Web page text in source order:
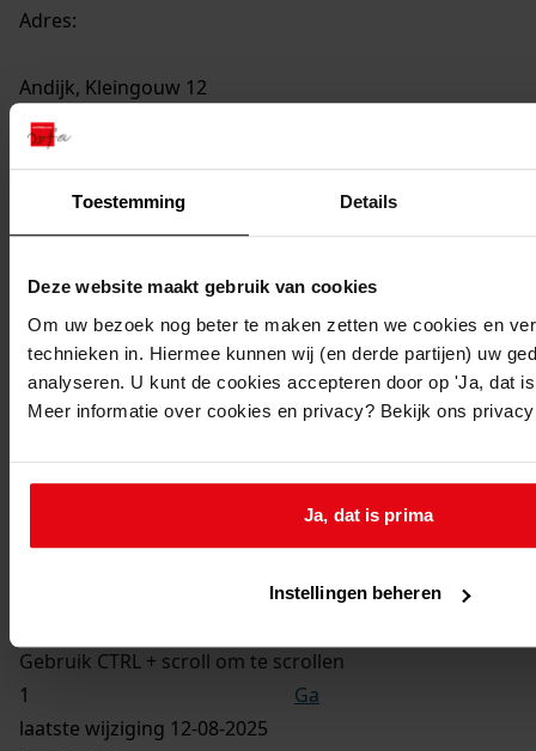
Toestemming Details
Deze website maakt gebruik van cookies
Om uw bezoek nog beter te maken zetten we cookies en
technieken in. Hiermee kunnen wij (en derde partijen) uw
analyseren. U kunt de cookies accepteren door op 'Ja, dat
Meer informatie over cookies en privacy? Bekijk ons
Ja, dat is prima
Instellingen beheren
Adres:
Andijk, Kleingouw 12
Perceel:
Andijk, sectie D 2841
Andijk
Kern of buurt:
Andijk
NB:
Bouw conform artikel 20 van de Wederopbouwwet;
met bestek
Ga naar dit stuk:
Gebruik CTRL + scroll om te scrollen
Ga
laatste wijziging 12-08-2025